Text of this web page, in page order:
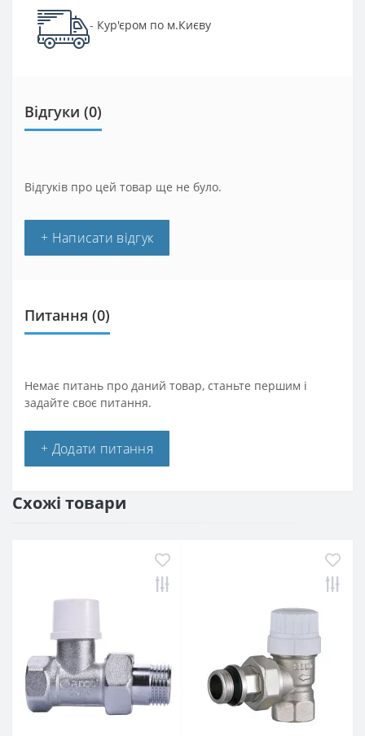
- Кур'єром по м.Києву
Відгуки (0)
Відгуків про цей товар ще не було.
+ Написати відгук
Питання (0)
Немає питань про даний товар, станьте першим і
задайте своє питання.
+ Додати питання
Схожі товари